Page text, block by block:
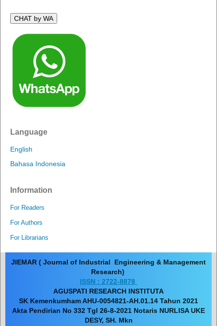
CHAT by WA
Language
English
Bahasa Indonesia
Information
For Readers
For Authors
For Librarians
JIEMAR ( Journal of Industrial Engineering & Management
Research)
ISSN : 2722-8878
AGUSPATI RESEARCH INSTITUTA
SK Kemenkumham AHU-0054821-AH.01.14 Tahun 2021
Akta Pendirian No 332 Tgl 26-8-2021 Notaris NURLISA UKE
DESY, SH. Mkn